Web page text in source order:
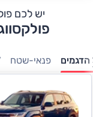
יש לכם
הדגמים פנאי-שטח